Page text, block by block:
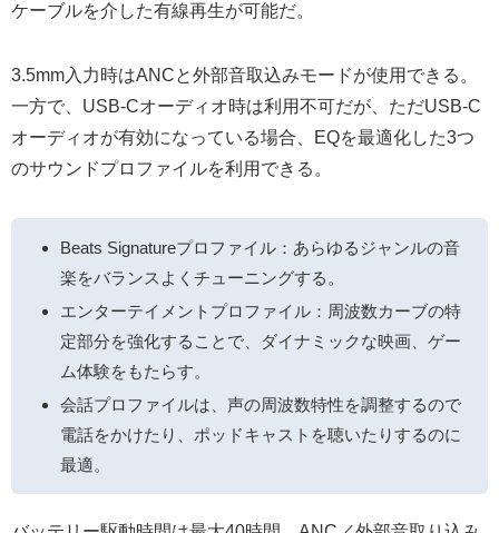
ケーブルを介した有線再生が可能だ。
3.5mm入力時はANCと外部音取込みモードが使用できる。
一方で、USB-Cオーディオ時は利用不可だが、ただUSB-C
オーディオが有効になっている場合、EQを最適化した3つ
のサウンドプロファイルを利用できる。
Beats Signatureプロファイル：あらゆるジャンルの音
楽をバランスよくチューニングする。
エンターテイメントプロファイル：周波数カーブの特
定部分を強化することで、ダイナミックな映画、ゲー
ム体験をもたらす。
会話プロファイルは、声の周波数特性を調整するので
電話をかけたり、ポッドキャストを聴いたりするのに
最適。